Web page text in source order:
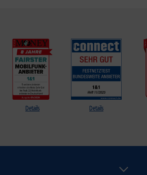
Details Details